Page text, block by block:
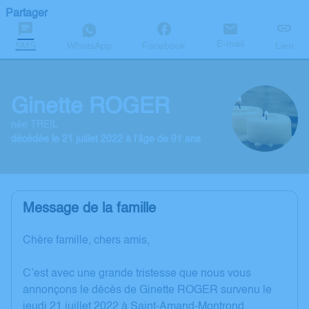
Partager
SMS WhatsApp Facebook E-mail Lien
Ginette ROGER
née TREIL
décédée le 21 juillet 2022 à l'âge de 91 ans
Message de la famille
Chère famille, chers amis,
C’est avec une grande tristesse que nous vous
annonçons le décès de Ginette ROGER survenu le